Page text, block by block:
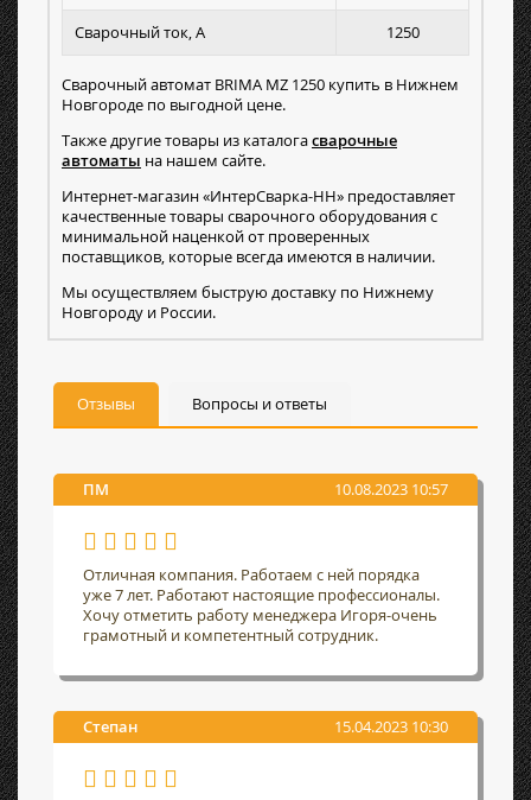
Сварочный ток, А 1250
Сварочный автомат BRIMA MZ 1250 купить в Нижнем
Новгороде по выгодной цене.
Также другие товары из каталогасварочные
автоматы на нашем сайте.
Интернет-магазин «ИнтерСварка-НН» предоставляет
качественные товары сварочного оборудования с
минимальной наценкой от проверенных
поставщиков, которые всегда имеются в наличии.
Мы осуществляем быструю доставку по Нижнему
Новгороду и России.
Отзывы Вопросы и ответы
ПМ 10.08.2023 10:57
Отличная компания. Работаем с ней порядка
уже 7 лет. Работают настоящие профессионалы.
Хочу отметить работу менеджера Игоря-очень
грамотный и компетентный сотрудник.
Степан 15.04.2023 10:30